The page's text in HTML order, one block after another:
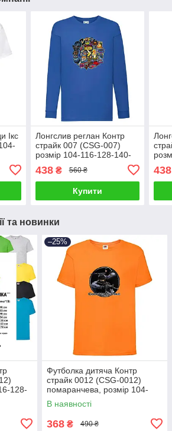
Ікс
Лонгслив реглан Контр
страйк 007 (CSG-007)
розмір 104-116-128-140-
438₴ 560 ₴
Купити
438
та новинки
128-
–25%
Футболка дитяча Контр
страйк 0012 (CSG-0012)
помаранчева, розмір 104-
116-128-140-152-164
В наявності
368 ₴ 490 ₴